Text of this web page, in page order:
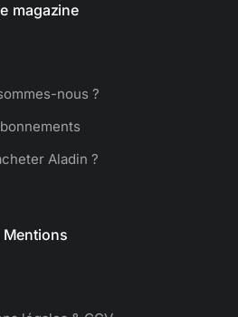
magazine
nous ?
Aladin ?
Mentions